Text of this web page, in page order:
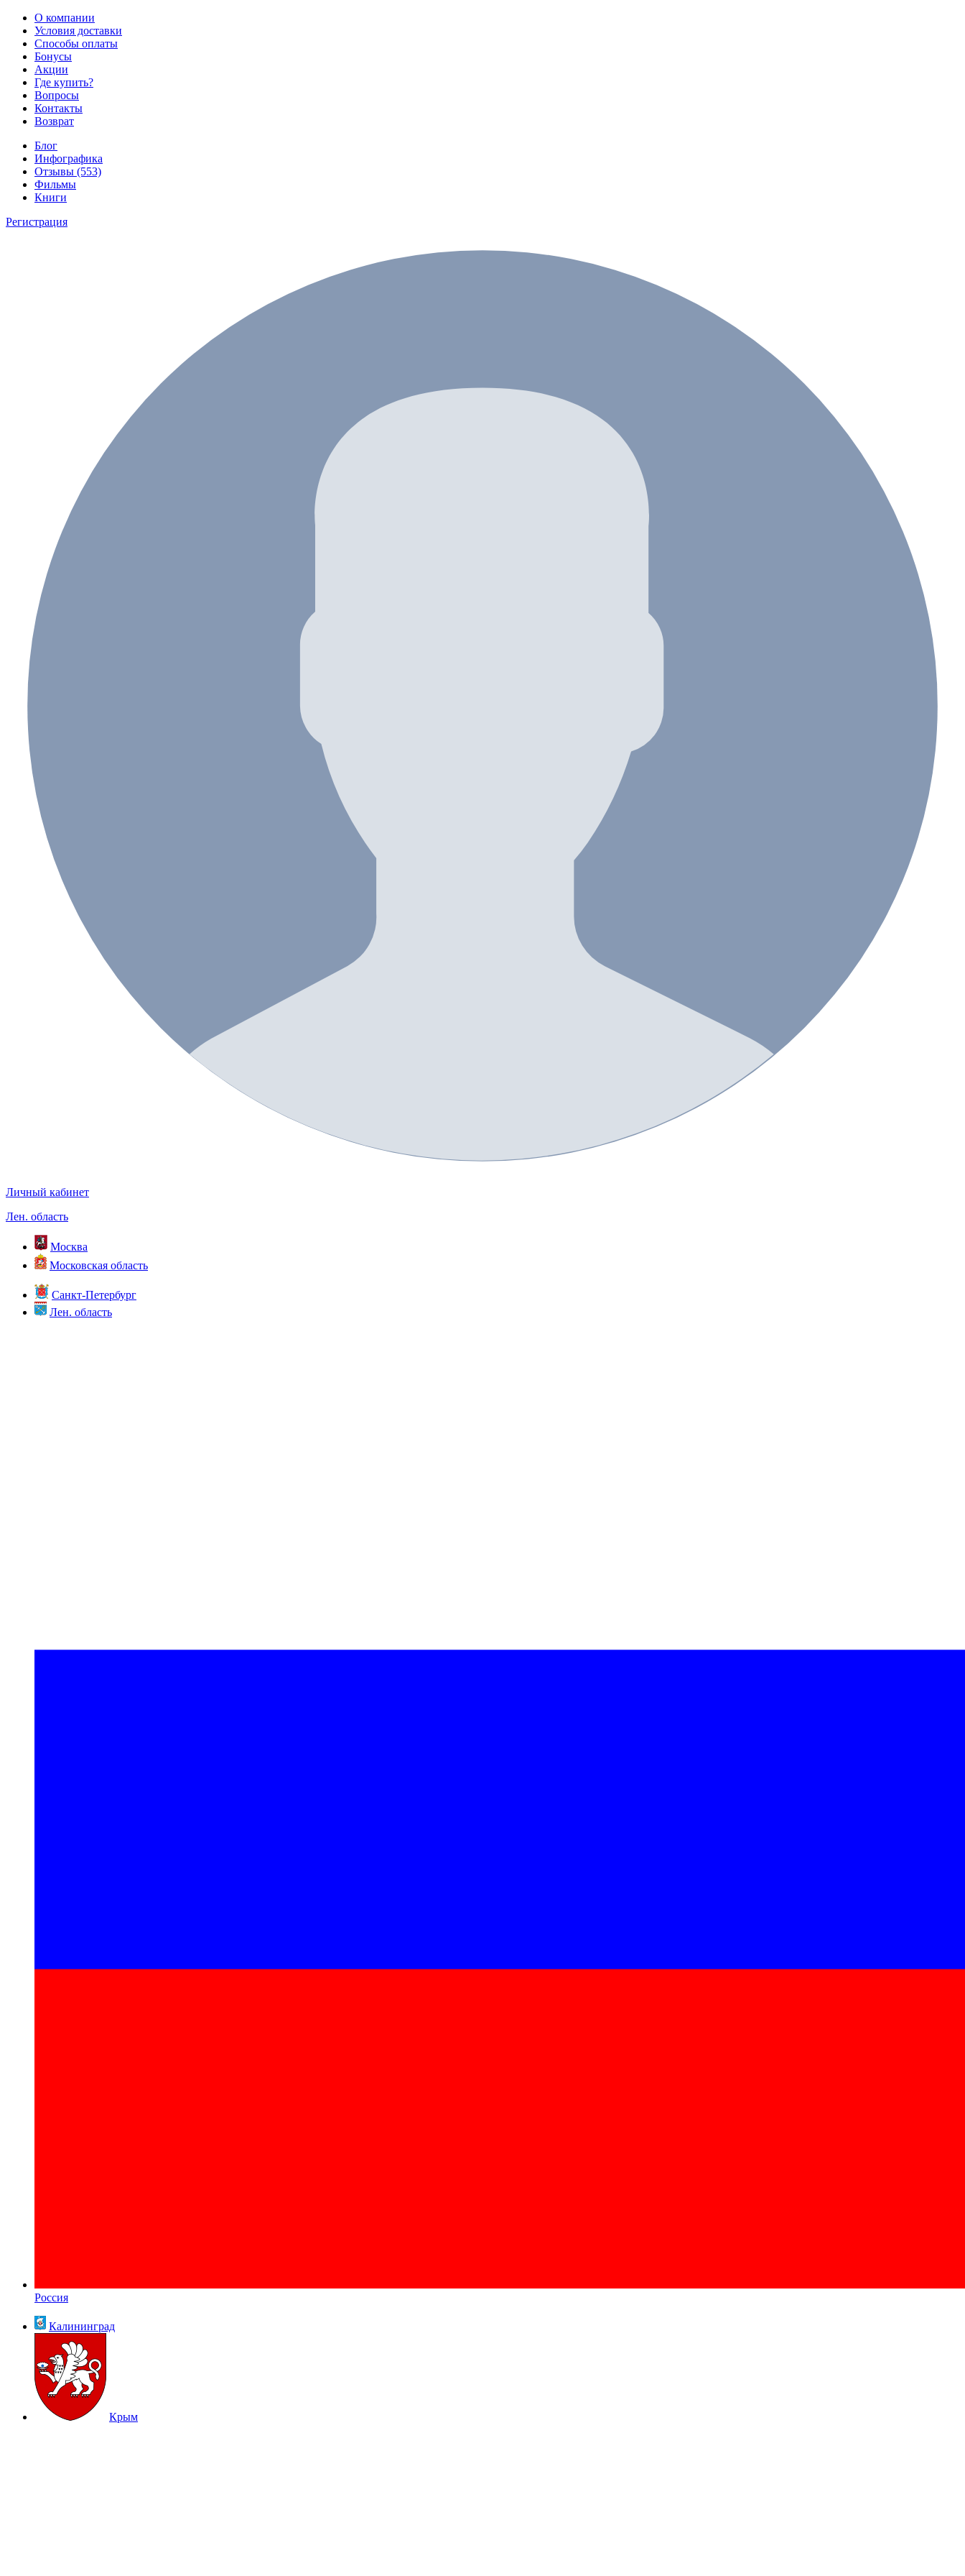
О компании
Условия доставки
Способы оплаты
Бонусы
Акции
Где купить?
Вопросы
Контакты
Возврат
Блог
Инфографика
Отзывы (553)
Фильмы
Книги
Регистрация
Личный кабинет
Лен. область
Москва
Московская область
Санкт-Петербург
Лен. область
Россия
Калининград
Крым